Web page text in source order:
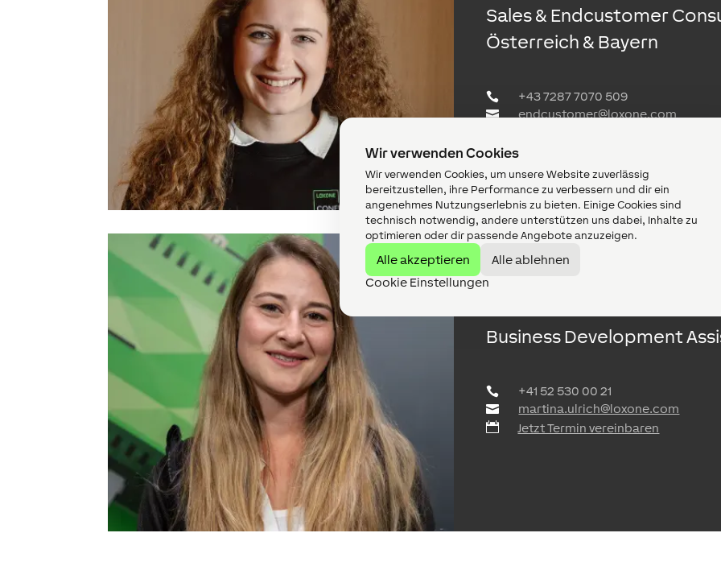
Wir verwenden Cookies
Wir verwenden Cookies, um unsere Website zuverlässig
bereitzustellen, ihre Performance zu verbessern und dir ein
angenehmes Nutzungserlebnis zu bieten. Einige Cookies sind
technisch notwendig, andere unterstützen uns dabei, Inhalte zu
optimieren oder dir passende Angebote anzuzeigen.
Alle akzeptieren
Alle ablehnen
Cookie Einstellungen
Sales & Endcustomer
Österreich & Bayern
+43 7287 7070 509
endcustomer@loxone.com
Martina Ulrich
Business Development
+41 52 530 00 21
martina.ulrich@loxone.com
Jetzt Termin vereinbaren